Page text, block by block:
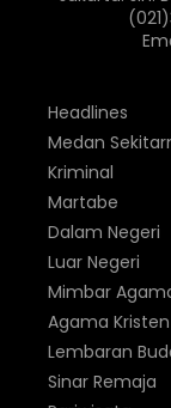
Headlines
Medan
Kriminal
Martabe
Dalam Negeri
Luar Negeri
Mimbar
Agama Kristen
Lembaran
Sinar Remaja